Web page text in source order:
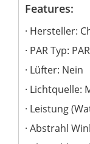
Features:
Hersteller:
PAR Typ:
Lüfter: Nein
Lichtquelle:
Leistung
Abstrahl